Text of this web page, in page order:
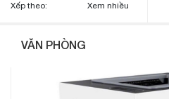
Xếp theo: Xem nhiều
VĂN PHÒNG